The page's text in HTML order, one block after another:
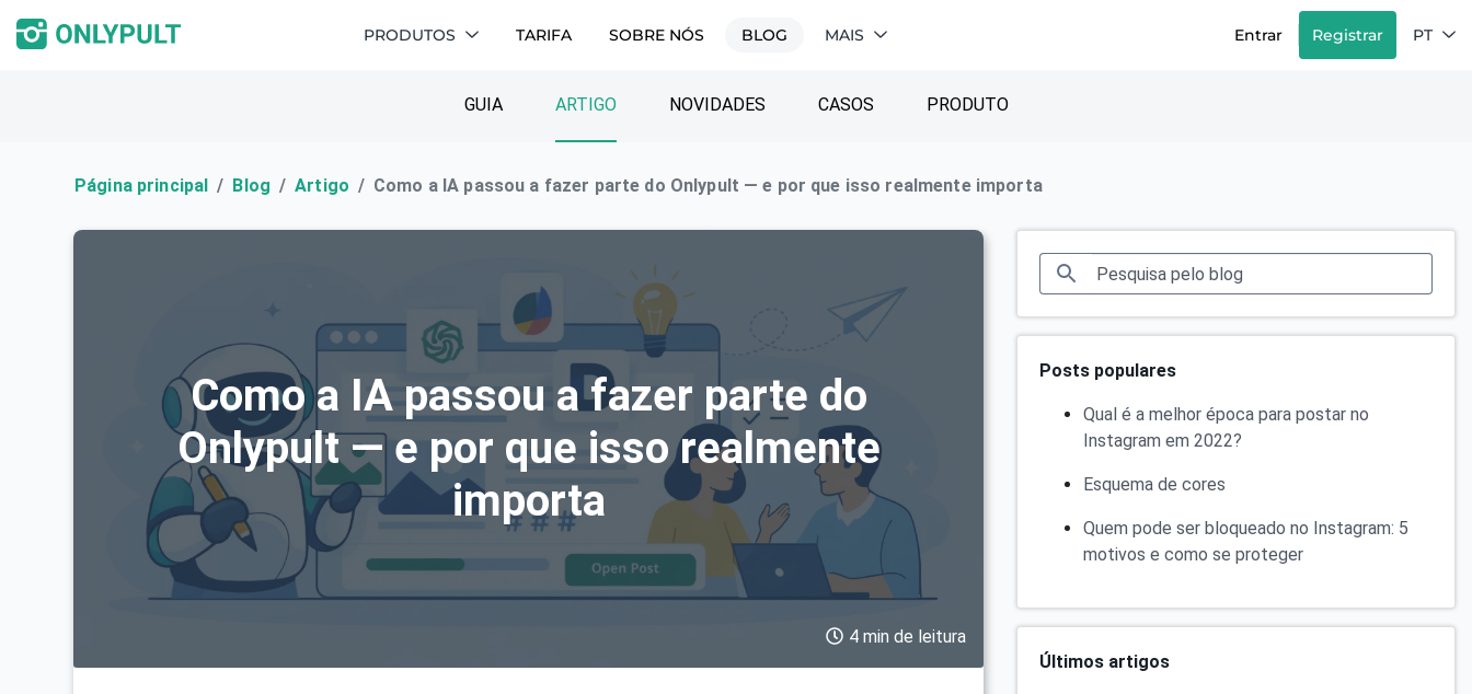
PRODUTOS TARIFA SOBRE NÓS BLOG MAIS Entrar Registrar PT
GUIA ARTIGO NOVIDADES CASOS PRODUTO
Página principal Blog Artigo Como a IA passou a fazer parte do Onlypult — e por que isso realmente importa
Como a IA passou a fazer parte do
Onlypult — e por que isso realmente
importa
4 min de leitura
Posts populares
Qual é a melhor época para postar no
Instagram em 2022?
Esquema de cores
Quem pode ser bloqueado no Instagram: 5
motivos e como se proteger
Últimos artigos